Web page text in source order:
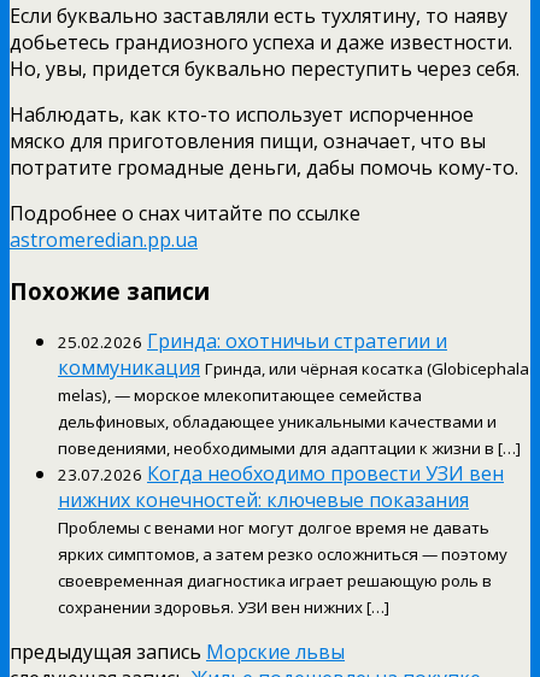
Если буквально заставляли есть тухлятину, то наяву
добьетесь грандиозного успеха и даже известности.
Но, увы, придется буквально переступить через себя.
Наблюдать, как кто-то использует испорченное
мяско для приготовления пищи, означает, что вы
потратите громадные деньги, дабы помочь кому-то.
Подробнее о снах читайте по ссылке
astromeredian.pp.ua
Похожие записи
25.02.2026 Гринда: охотничьи стратегии и
коммуникация Гринда, или чёрная косатка (Globicephala
melas), — морское млекопитающее семейства
дельфиновых, обладающее уникальными качествами и
поведениями, необходимыми для адаптации к жизни в […]
23.07.2026 Когда необходимо провести УЗИ вен
нижних конечностей: ключевые показания
Проблемы с венами ног могут долгое время не давать
ярких симптомов, а затем резко осложниться — поэтому
своевременная диагностика играет решающую роль в
сохранении здоровья. УЗИ вен нижних […]
предыдущая запись Морские львы